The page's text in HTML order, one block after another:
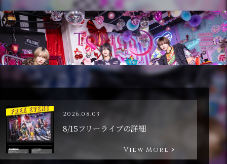
2026.08.03
8/15フリーライブの詳細
View More